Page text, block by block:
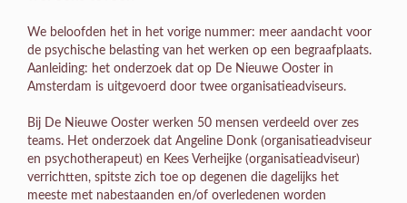
We beloofden het in het vorige nummer: meer aandacht voor
de psychische belasting van het werken op een begraafplaats.
Aanleiding: het onderzoek dat op De Nieuwe Ooster in
Amsterdam is uitgevoerd door twee organisatieadviseurs.
Bij De Nieuwe Ooster werken 50 mensen verdeeld over zes
teams. Het onderzoek dat Angeline Donk (organisatieadviseur
en psychotherapeut) en Kees Verheijke (organisatieadviseur)
verrichtten, spitste zich toe op degenen die dagelijks het
meeste met nabestaanden en/of overledenen worden